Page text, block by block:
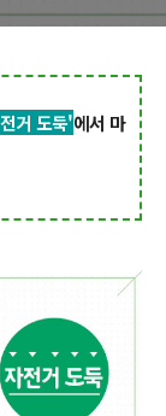
거 도둑'에서 마